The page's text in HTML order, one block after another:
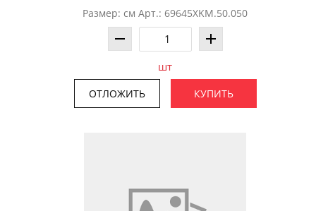
Размер: см Арт.: 69645XKM.50.050
шт
ОТЛОЖИТЬ КУПИТЬ